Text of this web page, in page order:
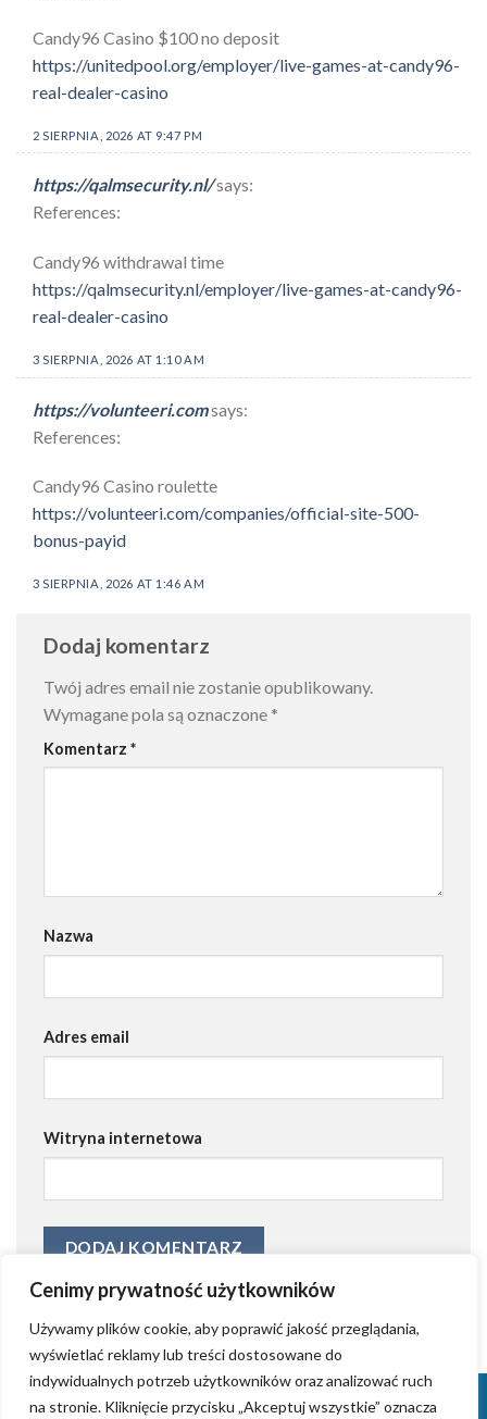
Cenimy prywatność użytkowników
Używamy plików cookie, aby poprawić jakość przeglądania,
wyświetlać reklamy lub treści dostosowane do
indywidualnych potrzeb użytkowników oraz analizować ruch
na stronie. Kliknięcie przycisku „Akceptuj wszystkie” oznacza
Candy96 Casino $100 no deposit
https://unitedpool.org/employer/live-games-at-candy96-
real-dealer-casino
2 SIERPNIA, 2026 AT 9:47 PM
https://qalmsecurity.nl/says:
References:
Candy96 withdrawal time
https://qalmsecurity.nl/employer/live-games-at-candy96-
real-dealer-casino
3 SIERPNIA, 2026 AT 1:10 AM
https://volunteeri.comsays:
References:
Candy96 Casino roulette
https://volunteeri.com/companies/official-site-500-
bonus-payid
3 SIERPNIA, 2026 AT 1:46 AM
Dodaj komentarz
Twój adres email nie zostanie opublikowany.
Wymagane pola są oznaczone *
Komentarz *
Nazwa
Adres email
Witryna internetowa
TWORZENIE STRON INTERNETOWYCH (WORDPRESS)